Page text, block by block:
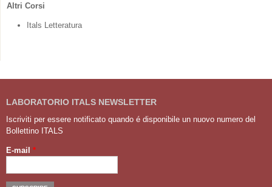
Altri Corsi
Itals Letteratura
LABORATORIO ITALS NEWSLETTER
Iscriviti per essere notificato quando é disponibile un nuovo numero del
Bollettino ITALS
E-mail *